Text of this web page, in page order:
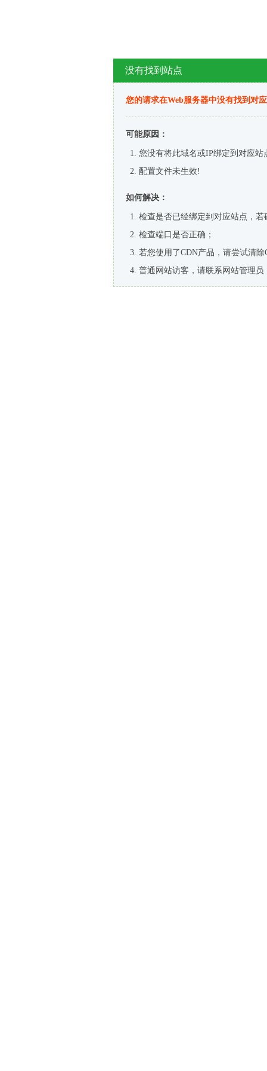
没有找到站点
您的请求在Web服务器中没有找到对
可能原因：
您没有将此域名或IP绑定到对应站
配置文件未生效!
如何解决：
检查是否已经绑定到对应站点，
检查端口是否正确；
若您使用了CDN产品，请尝试清除
普通网站访客，请联系网站管理员